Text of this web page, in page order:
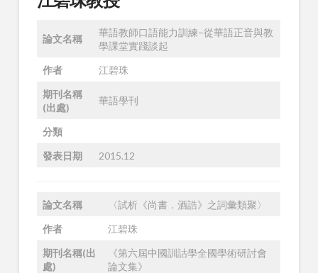
論文名稱
華語教師口語能力訓練–從華語正音與教
學課堂實踐談起
作者
江碧珠
期刊名稱
(出處)
華語學刊
分類
發表日期
2015.12
論文名稱
〈試析《尚書．酒誥》之詞彙類聚〉
作者
江碧珠
期刊名稱(出
處)
《第六屆中國訓詁學全國學術研討會
論文集》